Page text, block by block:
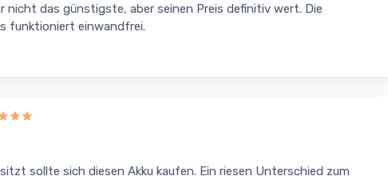
nicht das günstigste, aber seinen Preis definitiv wert. Die
funktioniert einwandfrei.
sollte sich diesen Akku kaufen. Ein riesen Unterschied zum